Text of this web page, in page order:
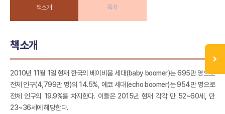
책소개 목차
책소개
2010년 11월 1일 현재 한국의 베이비붐 세대(baby boomer)는 695만 명으로
전체 인구(4,799만 명)의 14.5%, 에코 세대(echo boomer)는 954만 명으로
전체 인구의 19.9%를 차지한다. 이들은 2015년 현재 각각 만 52~60세, 만
23~36세에 해당한다.